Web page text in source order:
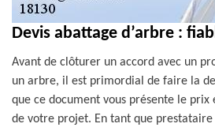
Devis abattage d’arbre :
Avant de clôturer un accord avec un
un arbre, il est primordial de faire la
que ce document vous présente le prix
de votre projet. En tant que